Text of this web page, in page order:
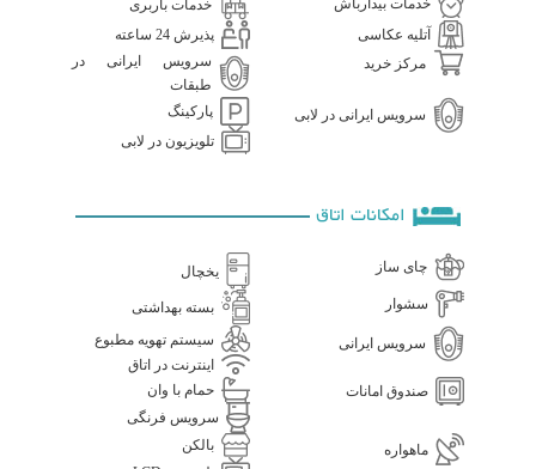
خدمات بیدارباش
خدمات باربری
آتلیه عکاسی
پذیرش 24 ساعته
مرکز خرید
سرویس ایرانی در
طبقات
سرویس ایرانی در لابی
پارکینگ
تلویزیون در لابی
امکانات اتاق
چای ساز
یخچال
سشوار
بسته بهداشتی
سرویس ایرانی
سیستم تهویه مطبوع
اینترنت در اتاق
صندوق امانات
حمام با وان
سرویس فرنگی
ماهواره
بالکن